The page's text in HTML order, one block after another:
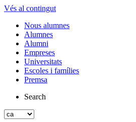
Vés al contingut
Nous alumnes
Alumnes
Alumni
Empreses
Universitats
Escoles i famílies
Premsa
Search